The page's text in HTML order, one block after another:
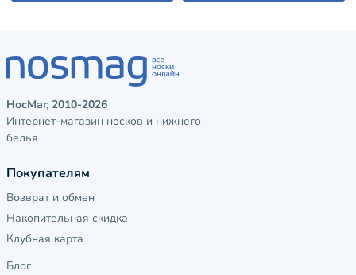
НосМаг, 2010-2026
Интернет-магазин носков и нижнего
белья
Покупателям
Возврат и обмен
Накопительная скидка
Клубная карта
Блог